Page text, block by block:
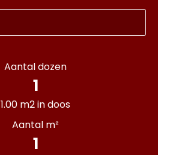
Aantal dozen
1
1.00 m2 in doos
Aantal m²
1